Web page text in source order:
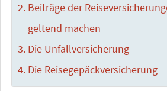
Beiträge der
geltend machen
Die Unfallversicherung
Die Reisegepäckversicherung